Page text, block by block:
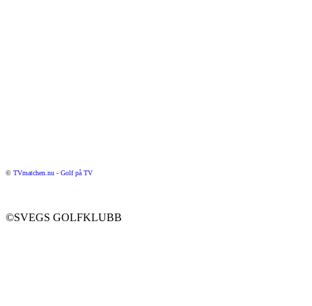
© TVmatchen.nu - Golf på TV
©SVEGS GOLFKLUBB